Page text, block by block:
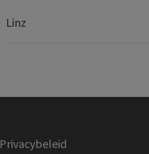
Linz
Privacybeleid